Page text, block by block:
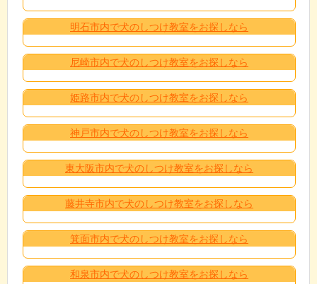
明石市内で犬のしつけ教室をお探しなら
尼崎市内で犬のしつけ教室をお探しなら
姫路市内で犬のしつけ教室をお探しなら
神戸市内で犬のしつけ教室をお探しなら
東大阪市内で犬のしつけ教室をお探しなら
藤井寺市内で犬のしつけ教室をお探しなら
箕面市内で犬のしつけ教室をお探しなら
和泉市内で犬のしつけ教室をお探しなら